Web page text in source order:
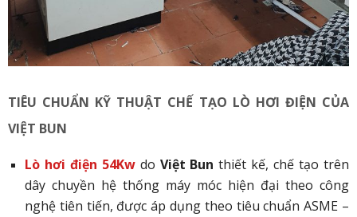
TIÊU CHUẨN KỸ THUẬT CHẾ TẠO LÒ HƠI ĐIỆN CỦA
VIỆT BUN
Lò hơi điện 54Kwdo Việt Bun thiết kế, chế tạo trên
dây chuyền hệ thống máy móc hiện đại theo công
nghệ tiên tiến, được áp dụng theo tiêu chuẩn ASME –